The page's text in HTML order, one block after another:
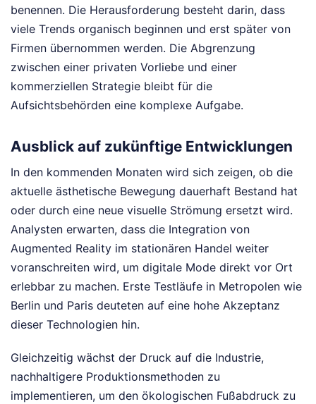
benennen. Die Herausforderung besteht darin, dass
viele Trends organisch beginnen und erst später von
Firmen übernommen werden. Die Abgrenzung
zwischen einer privaten Vorliebe und einer
kommerziellen Strategie bleibt für die
Aufsichtsbehörden eine komplexe Aufgabe.
Ausblick auf zukünftige Entwicklungen
In den kommenden Monaten wird sich zeigen, ob die
aktuelle ästhetische Bewegung dauerhaft Bestand hat
oder durch eine neue visuelle Strömung ersetzt wird.
Analysten erwarten, dass die Integration von
Augmented Reality im stationären Handel weiter
voranschreiten wird, um digitale Mode direkt vor Ort
erlebbar zu machen. Erste Testläufe in Metropolen wie
Berlin und Paris deuteten auf eine hohe Akzeptanz
dieser Technologien hin.
Gleichzeitig wächst der Druck auf die Industrie,
nachhaltigere Produktionsmethoden zu
implementieren, um den ökologischen Fußabdruck zu